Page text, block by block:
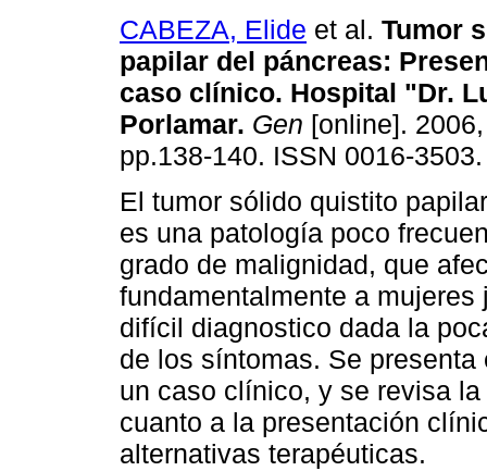
CABEZA, Elide et al. Tumor
papilar del páncreas:
caso clínico. Hospital "Dr.
Porlamar. Gen [online].
pp.138-140. ISSN 0016-3503.
El tumor sólido quistito
es una patología poco
grado de malignidad, que
fundamentalmente a mujeres
difícil diagnostico dada la
de los síntomas. Se presenta
un caso clínico, y se revisa
cuanto a la presentación
alternativas terapéuticas.